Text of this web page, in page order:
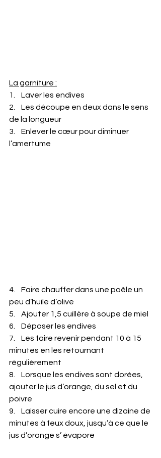
La garniture :
1.    Laver les endives
2.    Les découpe en deux dans le sens
de la longueur
3.    Enlever le cœur pour diminuer
l’amertume
4.    Faire chauffer dans une poêle un
peu d’huile d’olive
5.    Ajouter 1,5 cuillère à soupe de miel
6.    Déposer les endives
7.    Les faire revenir pendant 10 à 15
minutes en les retournant
régulièrement
8.    Lorsque les endives sont dorées,
ajouter le jus d’orange, du sel et du
poivre
9.    Laisser cuire encore une dizaine de
minutes à feux doux, jusqu’à ce que le
jus d’orange s’ évapore